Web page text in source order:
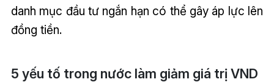
danh mục đầu tư ngắn hạn có thể gây áp lực lên
đồng tiền.
5 yếu tố trong nước làm giảm giá trị VND